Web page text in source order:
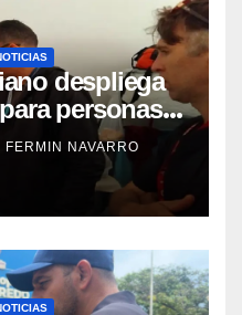
despliega
personas
en
Guaira
FERMIN NAVARRO